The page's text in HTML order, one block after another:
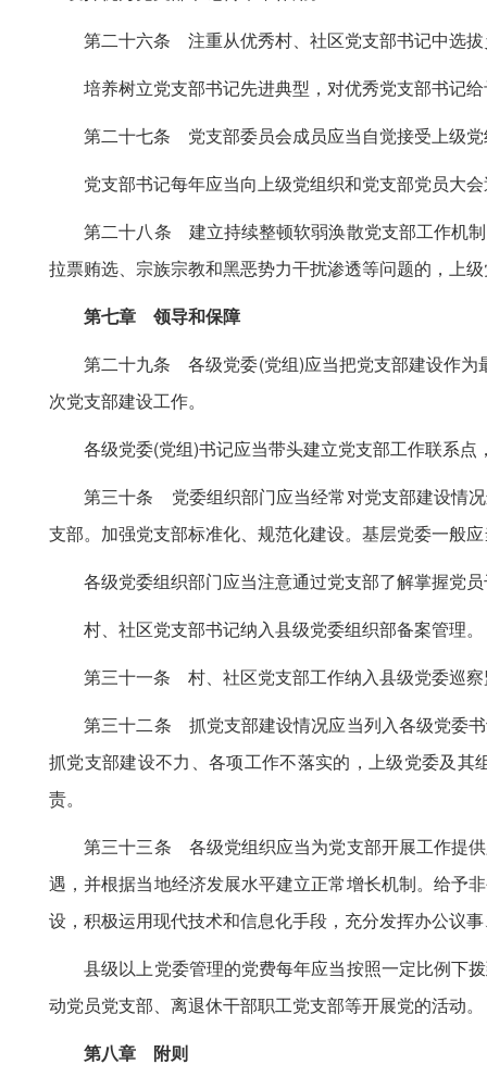
第二十六条 注重从优秀村、社区党支部书记中选拔
培养树立党支部书记先进典型，对优秀党支部书记给
第二十七条 党支部委员会成员应当自觉接受上级党
党支部书记每年应当向上级党组织和党支部党员大会
第二十八条 建立持续整顿软弱涣散党支部工作机制
拉票贿选、宗族宗教和黑恶势力干扰渗透等问题的，上
第七章 领导和保障
第二十九条 各级党委(党组)应当把党支部建设作为
次党支部建设工作。
各级党委(党组)书记应当带头建立党支部工作联系点
第三十条 党委组织部门应当经常对党支部建设情况
支部。加强党支部标准化、规范化建设。基层党委一般
各级党委组织部门应当注意通过党支部了解掌握党员
村、社区党支部书记纳入县级党委组织部备案管理。
第三十一条 村、社区党支部工作纳入县级党委巡察
第三十二条 抓党支部建设情况应当列入各级党委书
抓党支部建设不力、各项工作不落实的，上级党委及
责。
第三十三条 各级党组织应当为党支部开展工作提供
遇，并根据当地经济发展水平建立正常增长机制。给予
设，积极运用现代技术和信息化手段，充分发挥办公议
县级以上党委管理的党费每年应当按照一定比例下拨
动党员党支部、离退休干部职工党支部等开展党的活动。
第八章 附则